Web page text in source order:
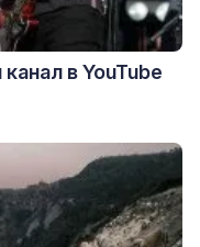
в YouTube